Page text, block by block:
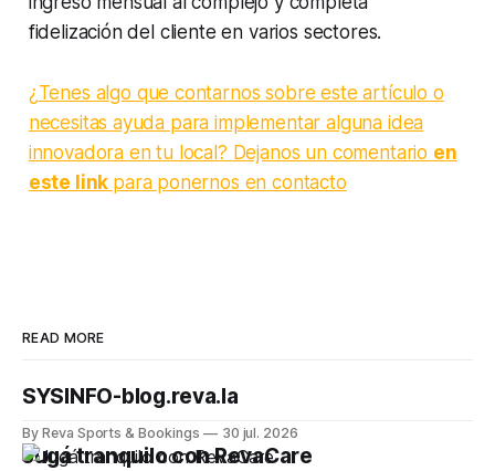
fidelización del cliente en varios sectores.
¿ Tenes algo que contarnos sobre este artículo o
necesitas ayuda para implementar alguna idea
innovadora en tu local? Dejanos un comentario en
este link para ponernos en contacto
READ MORE
SYSINFO-blog.reva.la
By Reva Sports & Bookings 30 jul. 2026
Jugá tranquilo con RevaCare